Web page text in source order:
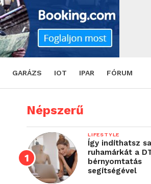
GARÁZS IOT IPAR FÓRUM
Népszerű
LIFESTYLE
Így indíthatsz
ruhamárkát a
bérnyomtatás
segítségével